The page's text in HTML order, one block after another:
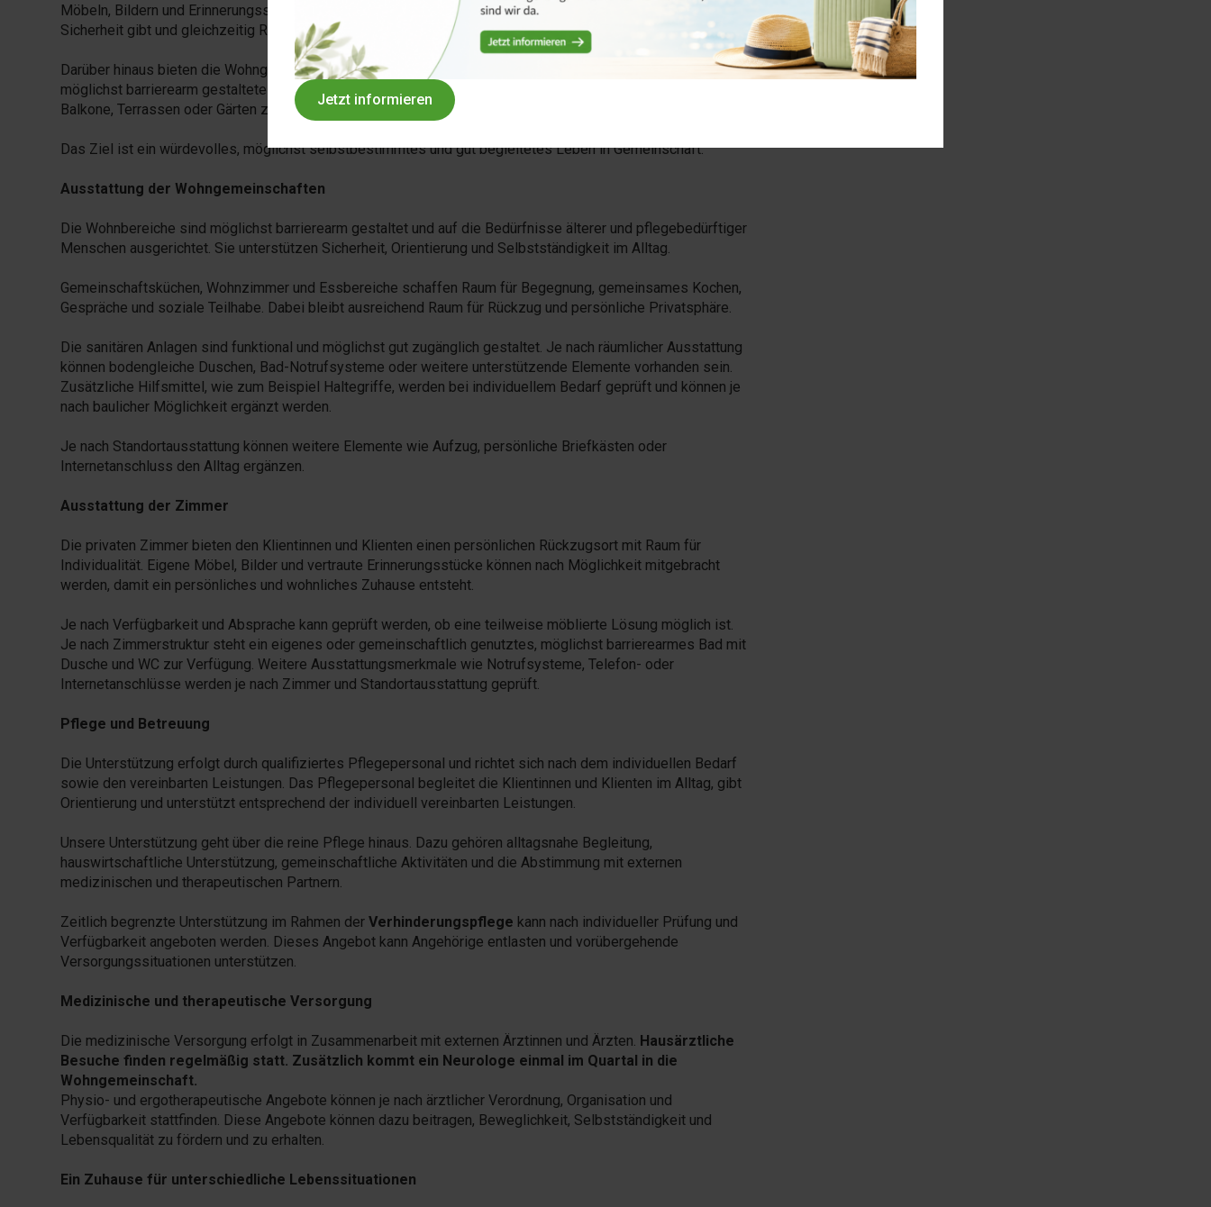
Möbeln, Bildern und Erinnerungsstücken gestaltet werden kann. So entsteht ein vertrauter Rückzugsort, der
Sicherheit gibt und gleichzeitig Raum für Individualität lässt.
Darüber hinaus bieten die Wohngemeinschaften gemeinsame Räume wie Wohnbereiche, Küchen und
möglichst barrierearm gestaltete Badezimmer. Je nach Standortausstattung können Außenbereiche wie
Balkone, Terrassen oder Gärten zur Verfügung stehen und Raum für Erholung und Begegnung bieten.
Das Ziel ist ein würdevolles, möglichst selbstbestimmtes und gut begleitetes Leben in Gemeinschaft.
Ausstattung der Wohngemeinschaften
Die Wohnbereiche sind möglichst barrierearm gestaltet und auf die Bedürfnisse älterer und pflegebedürftiger
Menschen ausgerichtet. Sie unterstützen Sicherheit, Orientierung und Selbstständigkeit im Alltag.
Gemeinschaftsküchen, Wohnzimmer und Essbereiche schaffen Raum für Begegnung, gemeinsames Kochen,
Gespräche und soziale Teilhabe. Dabei bleibt ausreichend Raum für Rückzug und persönliche Privatsphäre.
Die sanitären Anlagen sind funktional und möglichst gut zugänglich gestaltet. Je nach räumlicher Ausstattung
können bodengleiche Duschen, Bad-Notrufsysteme oder weitere unterstützende Elemente vorhanden sein.
Zusätzliche Hilfsmittel, wie zum Beispiel Haltegriffe, werden bei individuellem Bedarf geprüft und können je
nach baulicher Möglichkeit ergänzt werden.
Je nach Standortausstattung können weitere Elemente wie Aufzug, persönliche Briefkästen oder
Internetanschluss den Alltag ergänzen.
Ausstattung der Zimmer
Die privaten Zimmer bieten den Klientinnen und Klienten einen persönlichen Rückzugsort mit Raum für
Individualität. Eigene Möbel, Bilder und vertraute Erinnerungsstücke können nach Möglichkeit mitgebracht
werden, damit ein persönliches und wohnliches Zuhause entsteht.
Je nach Verfügbarkeit und Absprache kann geprüft werden, ob eine teilweise möblierte Lösung möglich ist.
Je nach Zimmerstruktur steht ein eigenes oder gemeinschaftlich genutztes, möglichst barrierearmes Bad mit
Dusche und WC zur Verfügung. Weitere Ausstattungsmerkmale wie Notrufsysteme, Telefon- oder
Internetanschlüsse werden je nach Zimmer und Standortausstattung geprüft.
Pflege und Betreuung
Die Unterstützung erfolgt durch qualifiziertes Pflegepersonal und richtet sich nach dem individuellen Bedarf
sowie den vereinbarten Leistungen. Das Pflegepersonal begleitet die Klientinnen und Klienten im Alltag, gibt
Orientierung und unterstützt entsprechend der individuell vereinbarten Leistungen.
Unsere Unterstützung geht über die reine Pflege hinaus. Dazu gehören alltagsnahe Begleitung,
hauswirtschaftliche Unterstützung, gemeinschaftliche Aktivitäten und die Abstimmung mit externen
medizinischen und therapeutischen Partnern.
Zeitlich begrenzte Unterstützung im Rahmen der Verhinderungspflege kann nach individueller Prüfung und
Verfügbarkeit angeboten werden. Dieses Angebot kann Angehörige entlasten und vorübergehende
Versorgungssituationen unterstützen.
Medizinische und therapeutische Versorgung
Die medizinische Versorgung erfolgt in Zusammenarbeit mit externen Ärztinnen und Ärzten. Hausärztliche
Besuche finden regelmäßig statt. Zusätzlich kommt ein Neurologe einmal im Quartal in die
Wohngemeinschaft.
Physio- und ergotherapeutische Angebote können je nach ärztlicher Verordnung, Organisation und
Verfügbarkeit stattfinden. Diese Angebote können dazu beitragen, Beweglichkeit, Selbstständigkeit und
Lebensqualität zu fördern und zu erhalten.
Ein Zuhause für unterschiedliche Lebenssituationen
Jetzt informieren